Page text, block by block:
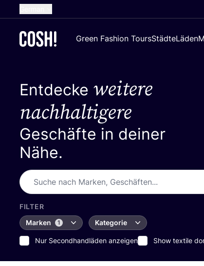
Dutch
Spanish
Green Fashion ToursStädteLäden
Entdecke weitere
nachhaltigere
Geschäfte in deiner
Nähe.
FILTER
Marken
1 Kategorie
Nur Secondhandläden anzeigen Show textile